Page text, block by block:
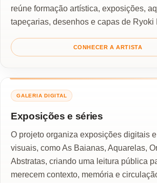
reúne formação artística, exposições,
tapeçarias, desenhos e capas de Ryoki
CONHECER A ARTISTA
GALERIA DIGITAL
Exposições e séries
O projeto organiza exposições digitais
visuais, como As Baianas, Aquarelas,
Abstratas, criando uma leitura pública
merecem contexto, memória e